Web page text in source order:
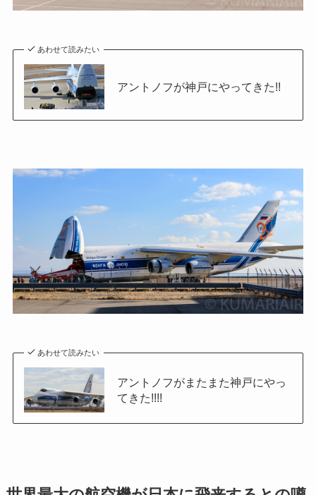
あわせて読みたい
アントノフが神戸にやってきた!!
あわせて読みたい
アントノフがまたまた神戸にやっ
てきた!!!!